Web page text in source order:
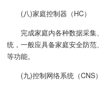
(八)家庭控制器（HC）
完成家庭内各种数据采集
统，一般应具备家庭安全防范
等功能。
(九)控制网络系统（CNS）